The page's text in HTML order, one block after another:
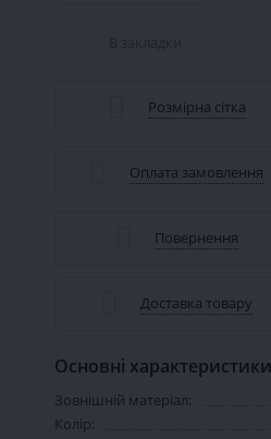
Розмірна сітка
Оплата замовлення
Повернення
Доставка товару
Основні характеристики
Зовнішній матеріал:
Колір: